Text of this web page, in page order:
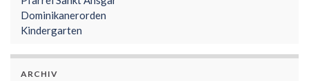
Dominikanerorden
Kindergarten
ARCHIV